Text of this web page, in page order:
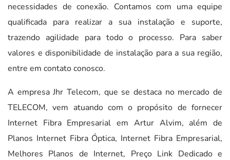
necessidades de conexão. Contamos com uma equipe
qualificada para realizar a sua instalação e suporte,
trazendo agilidade para todo o processo. Para saber
valores e disponibilidade de instalação para a sua região,
entre em contato conosco.
A empresa Jhr Telecom, que se destaca no mercado de
TELECOM, vem atuando com o propósito de fornecer
Internet Fibra Empresarial em Artur Alvim, além de
Planos Internet Fibra Óptica, Internet Fibra Empresarial,
Melhores Planos de Internet, Preço Link Dedicado e